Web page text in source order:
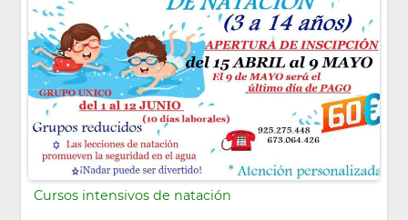
Cursos intensivos de natación